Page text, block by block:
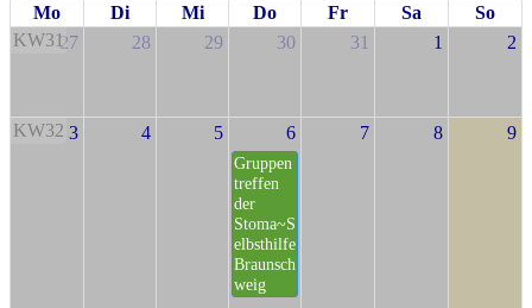
Mo Di Mi Do Fr Sa
So
KW3127 28 29 30 31 1 2
KW32 3 4 5 6
Gruppen
treffen
der
Stoma~S
elbsthilfe
Braunsch
weig
7 8 9